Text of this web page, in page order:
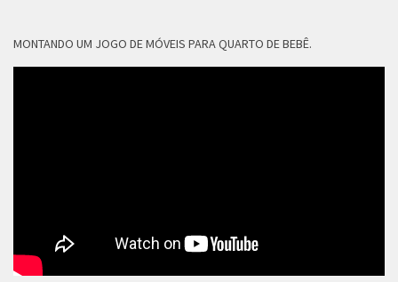
MONTANDO UM JOGO DE MÓVEIS PARA QUARTO DE BEBÊ.